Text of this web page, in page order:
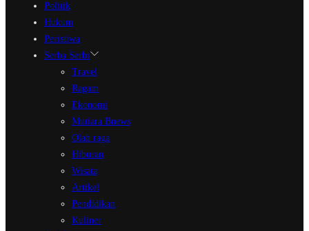
Politik
Hukum
Peristiwa
Serba Serbi
Travel
Ragam
Ekonomi
Mutiara Bnews
Olah raga
Hiburan
Wisata
Artikel
Pendidikan
Kuliner